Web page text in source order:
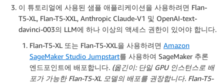
이 튜토리얼에 사용된 샘플 애플리케이션을 사용하려면 Flan-
T5-XL, Flan-T5-XXL, Anthropic Claude-V1 및 OpenAI-text-
davinci-003의 LLM에 하나 이상의 액세스 권한이 있어야 합니다.
Flan-T5-XL 또는 Flan-T5-XXL을 사용하려면 Amazon
SageMaker Studio Jumpstart를 사용하여 SageMaker 추론
엔드포인트에 배포합니다. (옮긴이: 단일 GPU 인스턴스로 배
포가 가능한 Flan-T5-XL 모델의 배포를 권장합니다. Flan-T5-